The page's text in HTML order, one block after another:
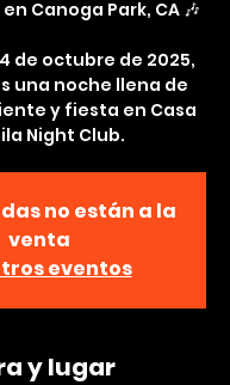
Canoga Park, CA 🎶
de octubre de 2025,
una noche llena de
y fiesta en Casa
Night Club.
no están a la
venta
eventos
y lugar